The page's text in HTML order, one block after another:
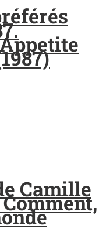
Appetite
Camille